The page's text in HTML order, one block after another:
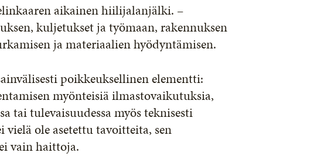
aikainen hiilijalanjälki. –
kuljetukset ja työmaan, rakennuksen
ja materiaalien hyödyntämisen.
poikkeuksellinen elementti:
myönteisiä ilmastovaikutuksia,
tai tulevaisuudessa myös teknisesti
ole asetettu tavoitteita, sen
vain haittoja.